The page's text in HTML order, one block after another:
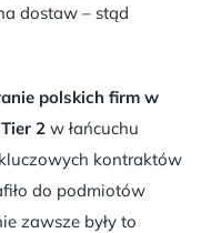
dostaw – stąd
polskich firm w
2 w łańcuchu
kontraktów
do podmiotów
zawsze były to